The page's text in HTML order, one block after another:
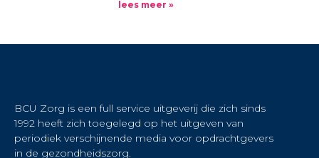
lees meer »
BCU Zorg is een full service uitgeverij die zich sinds
1992 heeft zich toegelegd op het uitgeven van
periodiek verschijnende media voor opdrachtgevers
in de gezondheidszorg.